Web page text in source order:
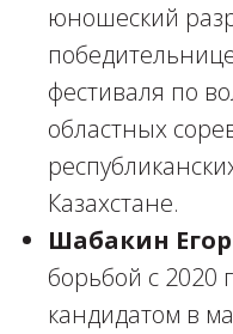
юношеский
фестиваля по
областных
Казахстане.
Шабакин Егор
борьбой с 2020
кандидатом в